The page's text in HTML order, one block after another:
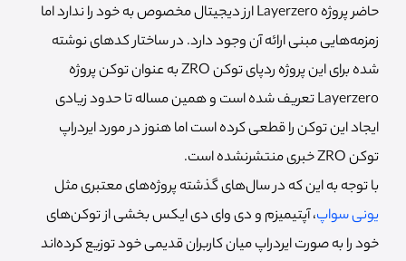
حاضر پروژه Layerzero ارز دیجیتال مخصوص به خود را ندارد اما
زمزمه‌هایی مبنی ارائه آن وجود دارد. در ساختار کدهای نوشته
شده برای این پروژه ردپای توکن ZRO به عنوان توکن پروژه
Layerzero تعریف شده است و همین مساله تا حدود زیادی
ایجاد این توکن را قطعی کرده است اما هنوز در مورد ایردراپ
توکن ZRO خبری منتشرنشده است.
با توجه به این که در سال‌های گذشته پروژه‌های معتبری مثل
یونی سواپ، آپتیمیزم و دی وای دی ایکس بخشی از توکن‌های
خود را به صورت ایردراپ میان کاربران قدیمی خود توزیع کرده‌اند